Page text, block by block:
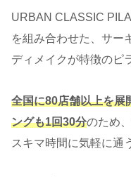
URBAN CLASSIC
を組み合わせた、サー
ディメイクが特徴のピ
全国に80店舗以上を展
ングも1回30分のため
スキマ時間に気軽に通